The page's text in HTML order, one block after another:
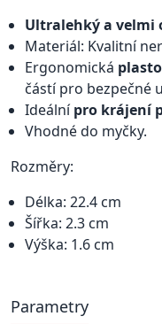
Ultralehký a velmi
Materiál: Kvalitní
Ergonomická
částí pro bezpečné
Ideálnípro krájení
Vhodné do myčky.
Rozměry:
Délka: 22.4 cm
Šířka: 2.3 cm
Výška: 1.6 cm
Parametry